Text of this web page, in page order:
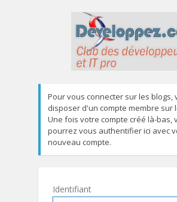
Pour vous connecter sur les blogs,
disposer d'un compte membre sur
Une fois votre compte créé là-bas,
pourrez vous authentifier ici avec
nouveau compte.
Identifiant